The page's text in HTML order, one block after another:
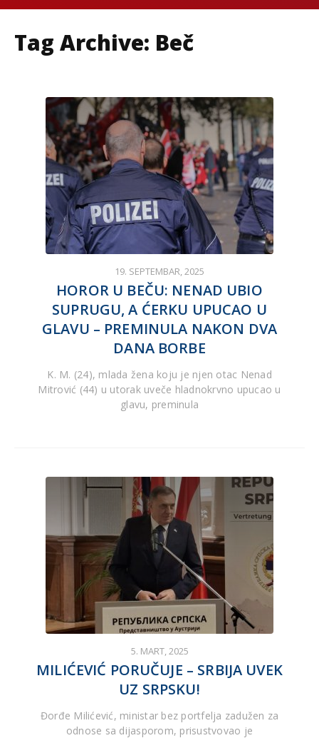
Tag Archive: Beč
19. SEPTEMBAR, 2025
HOROR U BEČU: NENAD UBIO
SUPRUGU, A ĆERKU UPUCAO U
GLAVU – PREMINULA NAKON DVA
DANA BORBE
K. M. (24), mlada žena koju je njen otac Nenad
Mitrović (44) u utorak uveče hladnokrvno upucao u
glavu, preminula
5. MART, 2025
MILIĆEVIĆ PORUČUJE – SRBIJA UVEK
UZ SRPSKU!
Đorđe Milićević, ministar bez portfelja zadužen za
odnose sa dijasporom, prisustvovao je